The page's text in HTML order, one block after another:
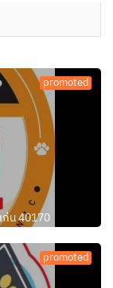
promoted
น 40170
promoted